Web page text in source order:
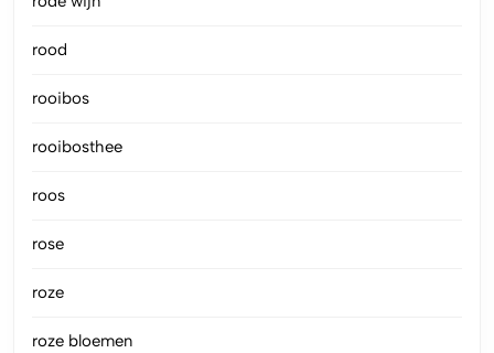
rood
rooibos
rooibosthee
roos
rose
roze
roze bloemen